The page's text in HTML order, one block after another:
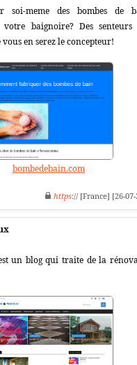
soi-meme des bombes de
baignoire? Des senteurs
en serez le concepteur!
bombedebain.com
https:// [France] [26-
un blog qui traite de la